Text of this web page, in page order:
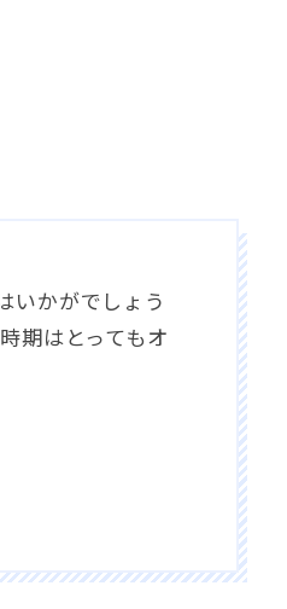
いかがでしょう
期はとってもオ